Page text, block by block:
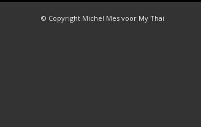
© Copyright Michel Mes voor My Thai